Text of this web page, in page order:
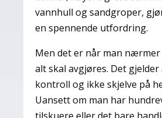
vannhull og sandgroper,
en spennende utfordring.
Men det er når man
alt skal avgjøres. Det gjelder
kontroll og ikke skjelve på
Uansett om man har